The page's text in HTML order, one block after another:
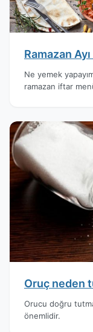
Ramazan
Ne yemek
ramazan iftar
Oruç neden
Orucu doğru
önemlidir.